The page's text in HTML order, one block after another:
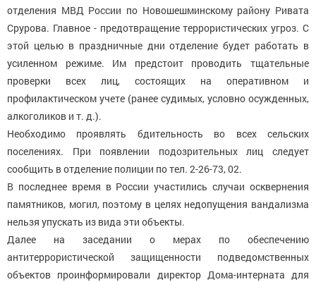
отделения МВД России по Новошешминскому району Ривата
Срурова. Главное - предотвращение террористических угроз. С
этой целью в праздничные дни отделение будет работать в
усиленном режиме. Им предстоит проводить тщательные
проверки всех лиц, состоящих на оперативном и
профилактическом учете (ранее судимых, условно осужденных,
алкоголиков и т. д.).
Необходимо проявлять бдительность во всех сельских
поселениях. При появлении подозрительных лиц следует
сообщить в отделение полиции по тел. 2-26-73, 02.
В последнее время в России участились случаи осквернения
памятников, могил, поэтому в целях недопущения вандализма
нельзя упускать из вида эти объекты.
Далее на заседании о мерах по обеспечению
антитеррористической защищенности подведомственных
объектов проинформировали директор Дома-интерната для